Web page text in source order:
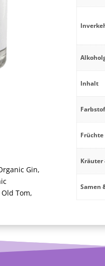
Gin,
Old Tom,
Inhalt
Früchte
Kräuter
Samen